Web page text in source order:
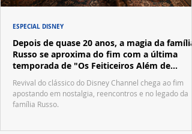
Depois de quase 20 anos, a magia da família
Russo se aproxima do fim com a última
temporada de "Os Feiticeiros Além de
Revival do clássico do Disney Channel chega ao fim
apostando em nostalgia, reencontros e no legado da
família Russo.
ESPECIAL DISNEY